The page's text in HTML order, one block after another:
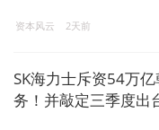
资本风云 2天前
SK海力士斥资54万
务！并敲定三季度出